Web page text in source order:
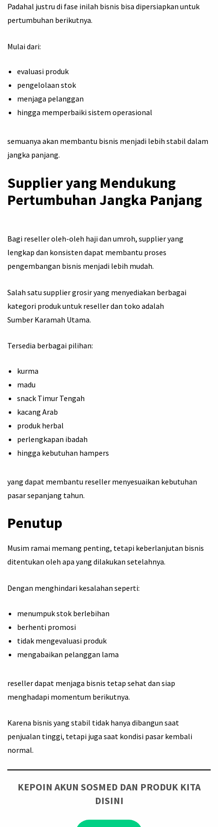
Padahal justru di fase inilah bisnis bisa dipersiapkan untuk
pertumbuhan berikutnya.
Mulai dari:
evaluasi produk
pengelolaan stok
menjaga pelanggan
hingga memperbaiki sistem operasional
semuanya akan membantu bisnis menjadi lebih stabil dalam
jangka panjang.
Supplier yang Mendukung
Pertumbuhan Jangka Panjang
Bagi reseller oleh-oleh haji dan umroh, supplier yang
lengkap dan konsisten dapat membantu proses
pengembangan bisnis menjadi lebih mudah.
Salah satu supplier grosir yang menyediakan berbagai
kategori produk untuk reseller dan toko adalah
Sumber Karamah Utama.
Tersedia berbagai pilihan:
kurma
madu
snack Timur Tengah
kacang Arab
produk herbal
perlengkapan ibadah
hingga kebutuhan hampers
yang dapat membantu reseller menyesuaikan kebutuhan
pasar sepanjang tahun.
Penutup
Musim ramai memang penting, tetapi keberlanjutan bisnis
ditentukan oleh apa yang dilakukan setelahnya.
Dengan menghindari kesalahan seperti:
menumpuk stok berlebihan
berhenti promosi
tidak mengevaluasi produk
mengabaikan pelanggan lama
reseller dapat menjaga bisnis tetap sehat dan siap
menghadapi momentum berikutnya.
Karena bisnis yang stabil tidak hanya dibangun saat
penjualan tinggi, tetapi juga saat kondisi pasar kembali
normal.
KEPOIN AKUN SOSMED DAN PRODUK KITA
DISINI